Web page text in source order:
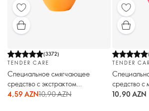
(3372)
TENDER CARE
Специальное смягчающее
средство с экстрактом
мандарина
4,59 AZN10,90 AZN
(
TENDER
средство с
арбуза.
10,90 AZN